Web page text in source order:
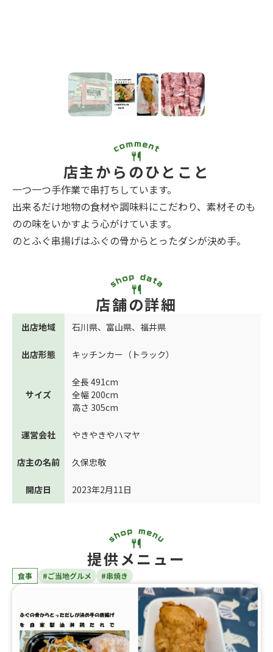
店主からのひとこと
一つ一つ手作業で串打ちしています。
出来るだけ地物の食材や調味料にこだわり、素材そのも
のの味をいかすよう心がけています。
のとふぐ串揚げはふぐの骨からとったダシが決め手。
店舗の詳細
出店地域 石川県、 富山県、 福井県
出店形態 キッチンカー（トラック）
サイズ
全長 491cm
全幅 200cm
高さ 305cm
運営会社 やきやきやハマヤ
店主の名前 久保忠敬
開店日 2023年2月11日
提供メニュー
食事 #ご当地グルメ #串焼き